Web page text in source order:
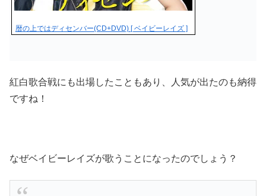
暦の上ではディセンバー(CD+DVD) [ ベイビーレイズ ]
紅白歌合戦にも出場したこともあり、人気が出たのも納得
ですね！
なぜベイビーレイズが歌うことになったのでしょう？